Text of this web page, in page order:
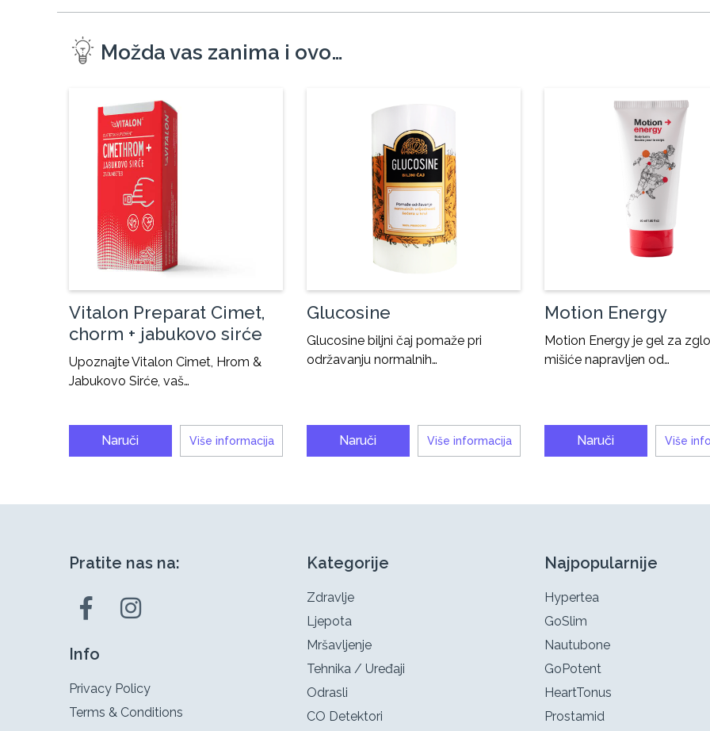
Možda vas zanima i ovo…
Vitalon Preparat Cimet,
chorm + jabukovo sirće
Upoznajte Vitalon Cimet, Hrom &
Jabukovo Sirće, vaš…
Naruči Više informacija
Glucosine
Glucosine biljni čaj pomaže pri
održavanju normalnih…
Naruči Više informacija
Motion Energy
Motion Energy je gel za
mišiće napravljen od…
Naruči Više
Pratite nas na:
Info
Privacy Policy
Terms & Conditions
Kategorije
Zdravlje
Ljepota
Mršavljenje
Tehnika / Uređaji
Odrasli
CO Detektori
Najpopularnije
Hypertea
GoSlim
Nautubone
GoPotent
HeartTonus
Prostamid